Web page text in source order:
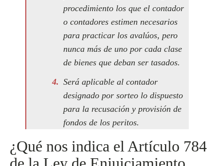
procedimiento los que el contador
o contadores estimen necesarios
para practicar los avalúos, pero
nunca más de uno por cada clase
de bienes que deban ser tasados.
Será aplicable al contador
designado por sorteo lo dispuesto
para la recusación y provisión de
fondos de los peritos.
¿Qué nos indica el Artículo 784